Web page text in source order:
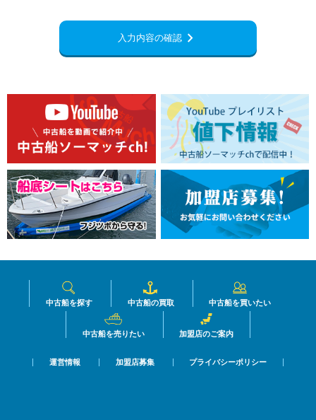
入力内容の確認chevron_right
中古船を探す 中古船の買取 中古船を買いたい
中古船を売りたい 加盟店のご案内
運営情報 加盟店募集 プライバシーポリシー